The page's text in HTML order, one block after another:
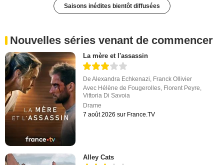
Saisons inédites bientôt diffusées
Nouvelles séries venant de commencer
La mère et l'assassin
DeAlexandra Echkenazi Franck Ollivier
Avec Hélène de Fougerolles Florent Peyre
Vittoria Di Savoia
Drame
7 août 2026 sur France.TV
Alley Cats